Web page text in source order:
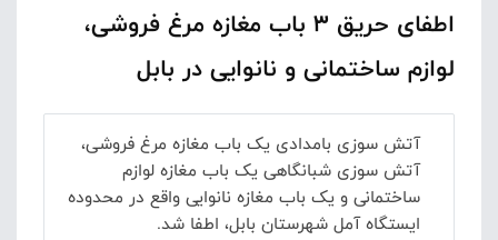
اطفای حریق ۳ باب مغازه مرغ فروشی،
لوازم ساختمانی و نانوایی در بابل
آتش سوزی بامدادی یک باب مغازه مرغ فروشی،
آتش سوزی شبانگاهی یک باب مغازه لوازم
ساختمانی و یک باب مغازه نانوایی واقع در محدوده
ایستگاه آمل شهرستان بابل، اطفا شد.